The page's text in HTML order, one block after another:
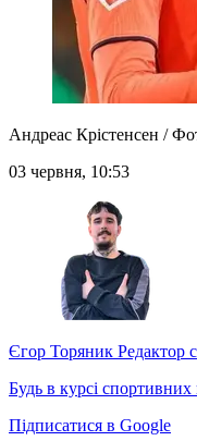
Андреас Крістенсен /
03 червня, 10:53
Єгор Торяник Редактор
Будь в курсі
Підписатися в Google